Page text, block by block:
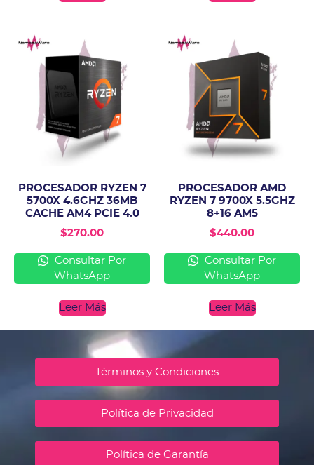
PROCESADOR RYZEN 7
5700X 4.6GHZ 36MB
CACHE AM4 PCIE 4.0
$270.00
Consultar Por
WhatsApp
Leer Más
PROCESADOR AMD
RYZEN 7 9700X 5.5GHZ
8+16 AM5
$440.00
Consultar Por
WhatsApp
Leer Más
Términos y Condiciones
Política de Privacidad
Política de Garantía